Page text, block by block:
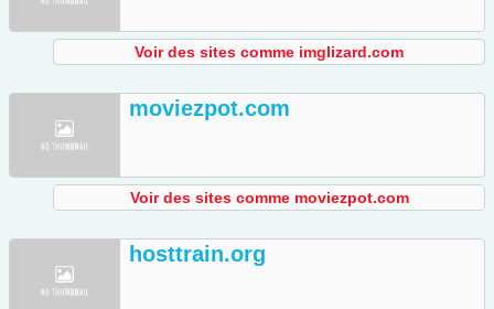
Voir des sites comme imglizard.com
moviezpot.com
Voir des sites comme moviezpot.com
hosttrain.org